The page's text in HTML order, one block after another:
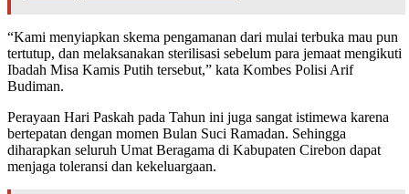
“Kami menyiapkan skema pengamanan dari mulai terbuka mau pun
tertutup, dan melaksanakan sterilisasi sebelum para jemaat mengikuti
Ibadah Misa Kamis Putih tersebut,” kata Kombes Polisi Arif
Budiman.
Perayaan Hari Paskah pada Tahun ini juga sangat istimewa karena
bertepatan dengan momen Bulan Suci Ramadan. Sehingga
diharapkan seluruh Umat Beragama di Kabupaten Cirebon dapat
menjaga toleransi dan kekeluargaan.